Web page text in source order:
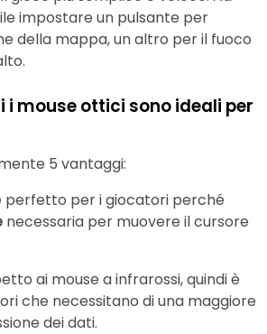
impostare un pulsante per
della mappa, un altro per il fuoco
i mouse ottici sono ideali per
5 vantaggi:
perfetto per i giocatori perché
necessaria per muovere il cursore
ai mouse a infrarossi, quindi è
che necessitano di una maggiore
dei dati.